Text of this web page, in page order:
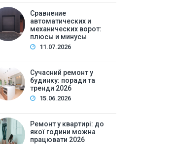
Сучасний ремонт у
Зміст:Вступ: виклики та нюанси ремонту у
усеСмарт-рі…
Сравнение
автоматических и
механических ворот:
плюсы и минусы
11.07.2026
Сучасний ремонт у
будинку: поради та
тренди 2026
15.06.2026
Ремонт у квартирі: до
якої години можна
працювати 2026